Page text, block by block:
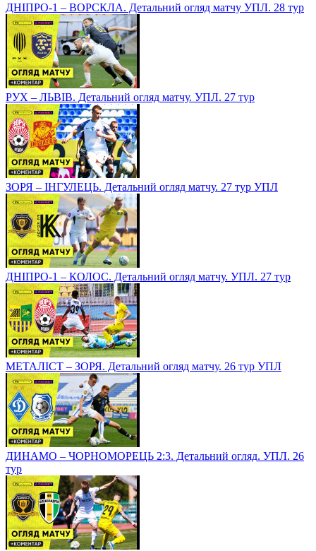
ДНІПРО-1 – ВОРСКЛА. Детальний огляд матчу УПЛ. 28 тур
РУХ – ЛЬВІВ. Детальний огляд матчу. УПЛ. 27 тур
ЗОРЯ – ІНГУЛЕЦЬ. Детальний огляд матчу. 27 тур УПЛ
ДНІПРО-1 – КОЛОС. Детальний огляд матчу. УПЛ. 27 тур
МЕТАЛІСТ – ЗОРЯ. Детальний огляд матчу. 26 тур УПЛ
ДИНАМО – ЧОРНОМОРЕЦЬ 2:3. Детальний огляд. УПЛ. 26
тур